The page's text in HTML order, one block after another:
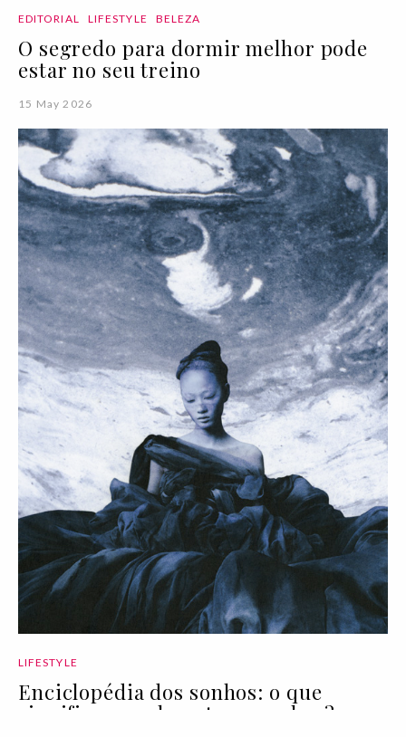
EDITORIAL LIFESTYLE BELEZA
O segredo para dormir melhor pode
estar no seu treino
15 May 2026
LIFESTYLE
Enciclopédia dos sonhos: o que
significam realmente os sonhos?